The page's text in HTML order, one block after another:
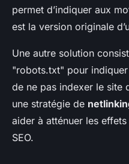
permet d’indiquer aux
est la version originale
Une autre solution
"robots.txt" pour
de ne pas indexer le site
une stratégie de
aider à atténuer les
SEO.